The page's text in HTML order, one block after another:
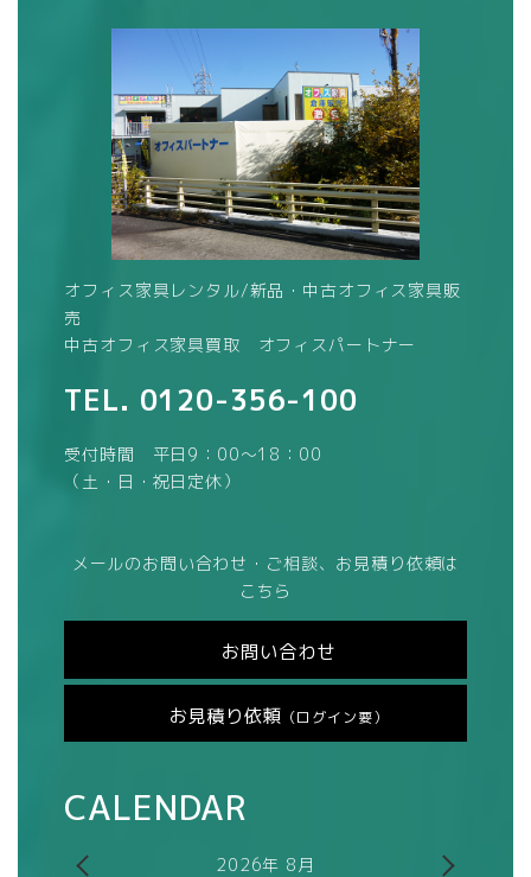
オフィス家具レンタル/新品・中古オフィス家具販
売
中古オフィス家具買取 オフィスパートナー
TEL. 0120-356-100
受付時間 平日9：00～18：00
（土・日・祝日定休）
メールのお問い合わせ・ご相談、お見積り依頼は
こちら
お問い合わせ
お見積り依頼 （ログイン要）
CALENDAR
2026年 8月